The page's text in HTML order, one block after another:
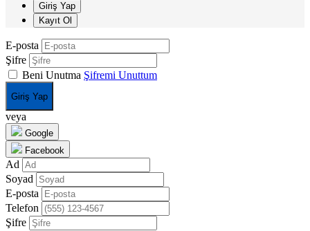
Giriş Yap
Kayıt Ol
E-posta
Şifre
Beni Unutma Şifremi Unuttum
Giriş Yap
veya
Google
Facebook
Ad
Soyad
E-posta
Telefon
Şifre